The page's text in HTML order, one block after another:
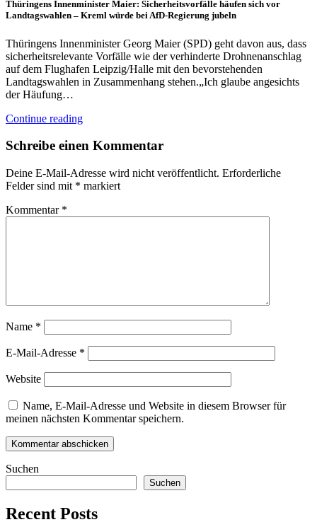
Thüringens Innenminister Maier: Sicherheitsvorfälle häufen sich vor
Landtagswahlen – Kreml würde bei AfD-Regierung jubeln
Thüringens Innenminister Georg Maier (SPD) geht davon aus, dass
sicherheitsrelevante Vorfälle wie der verhinderte Drohnenanschlag
auf dem Flughafen Leipzig/Halle mit den bevorstehenden
Landtagswahlen in Zusammenhang stehen.„Ich glaube angesichts
der Häufung…
Continue reading
Schreibe einen Kommentar
Deine E-Mail-Adresse wird nicht veröffentlicht. Erforderliche
Felder sind mit * markiert
Kommentar *
Name *
E-Mail-Adresse *
Website
Name, E-Mail-Adresse und Website in diesem Browser für
meinen nächsten Kommentar speichern.
Suchen
Suchen
Recent Posts